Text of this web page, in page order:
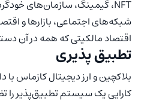
NFT، گیمینگ، سازمان‌های خودگردان غیرمتمرکز (
شبکه‌های اجتماعی، بازارها و
اقتصاد مالکیتی که همه در آن
تطبیق پذیری
بلاکچین و ارز دیجیتال کازماس با
کارایی یک سیستم تطبیق‌پذیر